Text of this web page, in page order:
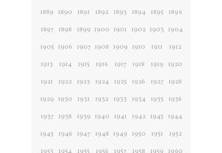
1889
1890 1891 1892 1893 1894 1895
1896
1897
1898 1899 1900 1901 1902 1903 1904
1905 1906 1907 1908 1909 1910 1911
1912
1913
1914 1915 1916 1917 1918 1919
1920
1921
1922 1923 1924 1925 1926 1927
1928
1929 1930 1931 1932 1933 1934 1935
1936
1937
1938 1939 1940 1941 1942 1943
1944
1945
1946 1947 1948 1949 1950 1951
1952